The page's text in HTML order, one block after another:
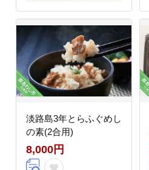
淡路島3年とらふぐめし
の素(2合用)
8,000円